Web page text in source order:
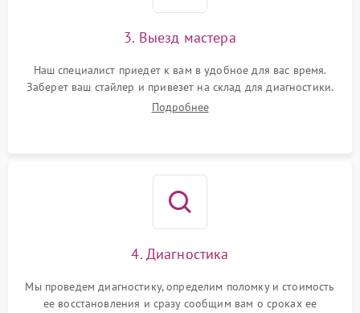
3. Выезд мастера
Наш специалист приедет к вам в удобное для вас время.
Заберет ваш стайлер и привезет на склад для диагностики.
Подробнее
4. Диагностика
Мы проведем диагностику, определим поломку и стоимость
ее восстановления и сразу сообщим вам о сроках ее